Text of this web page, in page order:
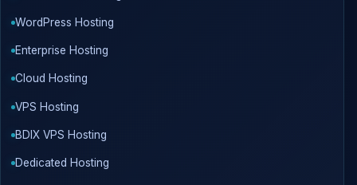
WordPress Hosting
Enterprise Hosting
Cloud Hosting
VPS Hosting
BDIX VPS Hosting
Dedicated Hosting